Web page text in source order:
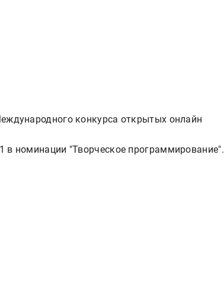
конкурса открытых онлайн
в номинации "Творческое программирование".